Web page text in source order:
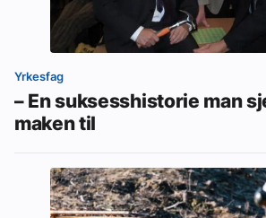
Yrkesfag
– En suksesshistorie man
maken til